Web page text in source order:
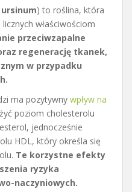
) to roślina, która
właściwościom
przeciwzapalne
regenerację tkanek,
w przypadku
ma pozytywny wpływ na
poziom cholesterolu
jednocześnie
HDL, który określa się
Te korzystne efekty
ryzyka
naczyniowych.